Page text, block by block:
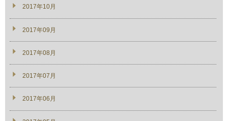
2017年10月
2017年09月
2017年08月
2017年07月
2017年06月